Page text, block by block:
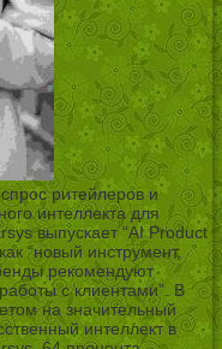
ритейлеров и
интеллекта для
выпускает “AI Product
“новый инструмент,
рекомендуют
с клиентами”. В
на значительный
интеллект в